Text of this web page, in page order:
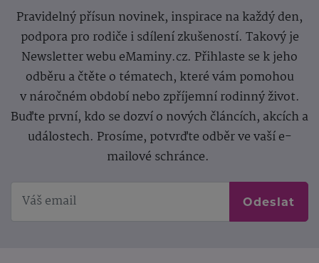
Pravidelný přísun novinek, inspirace na každý den,
podpora pro rodiče i sdílení zkušeností. Takový je
Newsletter webu eMaminy.cz. Přihlaste se k jeho
odběru a čtěte o tématech, které vám pomohou
v náročném období nebo zpříjemní rodinný život.
Buďte první, kdo se dozví o nových článcích, akcích a
událostech. Prosíme, potvrďte odběr ve vaší e-
mailové schránce.
Odeslat